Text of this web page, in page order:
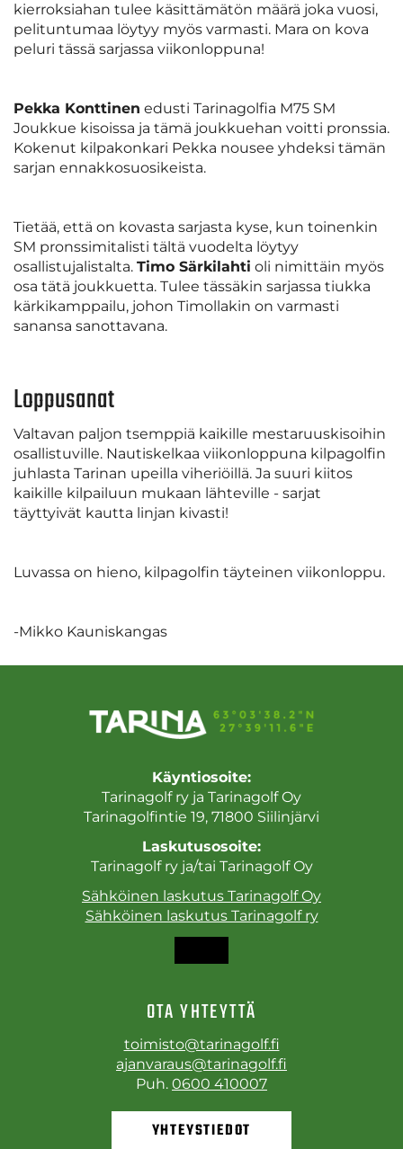
kierroksiahan tulee käsittämätön määrä joka vuosi,
pelituntumaa löytyy myös varmasti. Mara on kova
peluri tässä sarjassa viikonloppuna!
Pekka Konttinen edusti Tarinagolfia M75 SM
Joukkue kisoissa ja tämä joukkuehan voitti pronssia.
Kokenut kilpakonkari Pekka nousee yhdeksi tämän
sarjan ennakkosuosikeista.
Tietää, että on kovasta sarjasta kyse, kun toinenkin
SM pronssimitalisti tältä vuodelta löytyy
osallistujalistalta. Timo Särkilahti oli nimittäin myös
osa tätä joukkuetta. Tulee tässäkin sarjassa tiukka
kärkikamppailu, johon Timollakin on varmasti
sanansa sanottavana.
Loppusanat
Valtavan paljon tsemppiä kaikille mestaruuskisoihin
osallistuville. Nautiskelkaa viikonloppuna kilpagolfin
juhlasta Tarinan upeilla viheriöillä. Ja suuri kiitos
kaikille kilpailuun mukaan lähteville - sarjat
täyttyivät kautta linjan kivasti!
Luvassa on hieno, kilpagolfin täyteinen viikonloppu.
-Mikko Kauniskangas
Käyntiosoite:
Tarinagolf ry ja Tarinagolf Oy
Tarinagolfintie 19, 71800 Siilinjärvi
Laskutusosoite:
Tarinagolf ry ja/tai Tarinagolf Oy
Sähköinen laskutus Tarinagolf Oy
Sähköinen laskutus Tarinagolf ry
OTA YHTEYTTÄ
toimisto@tarinagolf.fi
ajanvaraus@tarinagolf.fi
Puh. 0600 410007
YHTEYSTIEDOT